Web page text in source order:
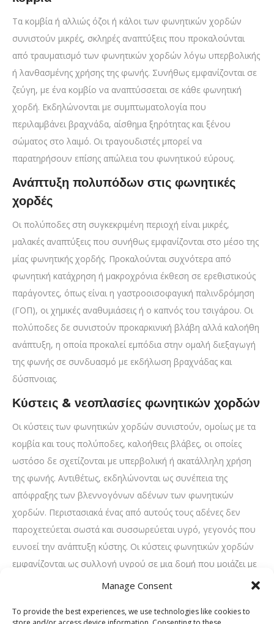
Manage Consent
To provide the best experiences, we use technologies like cookies to
Τα κομβία ή αλλιώς όζοι ή κάλοι των φωνητικών χορδών
συνιστούν μικρές, σκληρές αναπτύξεις που προκαλούνται
από τραυματισμό των φωνητικών χορδών λόγω υπερβολικής
ή λανθασμένης χρήσης της φωνής. Συνήθως εμφανίζονται σε
ζεύγη, με ένα κομβίο να αναπτύσσεται σε κάθε φωνητική
χορδή. Εκδηλώνονται με συμπτωματολογία που
περιλαμβάνει βραχνάδα, αίσθημα ξηρότητας και ξένου
σώματος στο λαιμό. Οι τραγουδιστές μπορεί να
παρατηρήσουν επίσης απώλεια του φωνητικού εύρους.
Ανάπτυξη πολυπόδων στις φωνητικές
χορδές
Οι πολύποδες στη συγκεκριμένη περιοχή είναι μικρές,
μαλακές αναπτύξεις που συνήθως εμφανίζονται στο μέσο της
μίας φωνητικής χορδής. Προκαλούνται συχνότερα από
φωνητική κατάχρηση ή μακροχρόνια έκθεση σε ερεθιστικούς
παράγοντες, όπως είναι η γαστροοισοφαγική παλινδρόμηση
(ΓΟΠ), οι χημικές αναθυμιάσεις ή ο καπνός του τσιγάρου. Οι
πολύποδες δε συνιστούν προκαρκινική βλάβη αλλά καλοήθη
ανάπτυξη, η οποία προκαλεί εμπόδια στην ομαλή διεξαγωγή
της φωνής σε συνδυασμό με εκδήλωση βραχνάδας και
δύσπνοιας.
Κύστεις & νεοπλασίες φωνητικών χορδών
Οι κύστεις των φωνητικών χορδών συνιστούν, ομοίως με τα
κομβία και τους πολύποδες, καλοήθεις βλάβες, οι οποίες
ωστόσο δε σχετίζονται με υπερβολική ή ακατάλληλη χρήση
της φωνής. Αντιθέτως, εκδηλώνονται ως συνέπεια της
απόφραξης των βλεννογόνων αδένων των φωνητικών
χορδών. Περιστασιακά ένας από αυτούς τους αδένες δεν
παροχετεύεται σωστά και συσσωρεύεται υγρό, γεγονός που
ευνοεί την ανάπτυξη κύστης. Οι κύστεις φωνητικών χορδών
εμφανίζονται ως συλλογή υγρού σε μια δομή που μοιάζει με
σάκο στο σώμα της φωνητικής χορδής. Τα συμπτώματα της
βραχνάδα, τον πονόλαιμο, την ανάπτυξη αίσθησης ξηρότητας